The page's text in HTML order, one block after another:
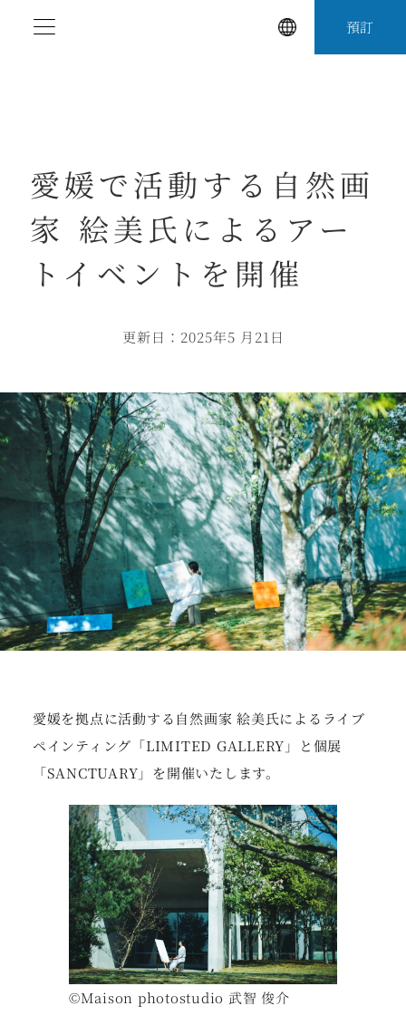
預訂
愛媛で活動する自然画
家 絵美氏によるアー
トイベントを開催
更新日：2025年5 月21日
愛媛を拠点に活動する自然画家 絵美氏によるライブ
ペインティング「LIMITED GALLERY」と個展
「SANCTUARY」を開催いたします。
©Maison photostudio 武智 俊介